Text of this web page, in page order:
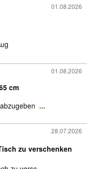
01.08.2026
01.08.2026
cm
...
28.07.2026
zu verschenken